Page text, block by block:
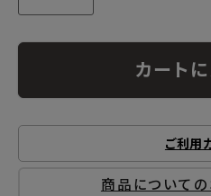
カート
ご利用
商品について